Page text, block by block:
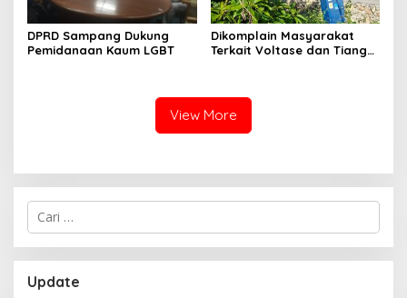
DPRD Sampang Dukung
Pemidanaan Kaum LGBT
Dikomplain Masyarakat
Terkait Voltase dan Tiang
View More
Cari
untuk:
Update